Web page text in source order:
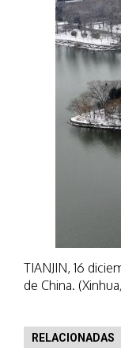
TIANJIN, 16
de China.
RELACIONADAS